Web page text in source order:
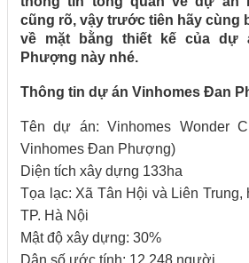
cũng rõ, vậy trước tiên hãy cùng
về mặt bằng thiết kế của dự
Phượng này nhé.
Thông tin dự án Vinhomes Đan
Tên dự án: Vinhomes Wonder
Vinhomes Đan Phượng)
Diện tích xây dựng 133ha
Tọa lạc: Xã Tân Hội và Liên
TP. Hà Nội
Mật độ xây dựng: 30%
Dân số ước tính: 12.248 người